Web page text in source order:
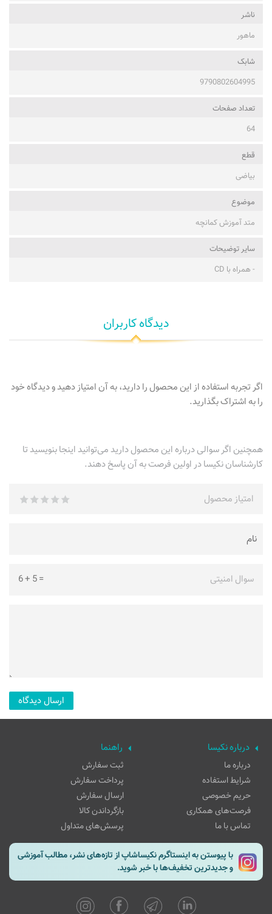
ناشر
ماهور
شابک
9790802604995
تعداد صفحات
64
قطع
بیاضی
موضوع
متد آموزش کمانچه
ساير توضيحات
- همراه با CD
دیدگاه کاربران
اگر تجربه استفاده از این محصول را دارید، به آن امتیاز دهید و دیدگاه خود
را به اشتراک بگذارید.
همچنین اگر سوالی درباره این محصول دارید می‌توانید اینجا بنویسید تا
کارشناسان نکیسا در اولین فرصت به آن پاسخ دهند.
امتیاز محصول
سوال امنیتی =
5
+
6
درباره نکیسا
درباره ما
شرایط استفاده
حریم خصوصی
فرصت‌های همکاری
تماس با ما
راهنما
ثبت سفارش
پرداخت سفارش
ارسال سفارش
بازگرداندن کالا
پرسش‌های متداول
با پیوستن به اینستاگرم نکیساشاپ از تازه‌های نشر، مطالب آموزشی
و جدیدترین تخفیف‌ها با خبر شوید.